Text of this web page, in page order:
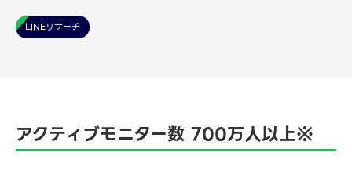
LINEリサーチ
アクティブモニター数 700万人以上※